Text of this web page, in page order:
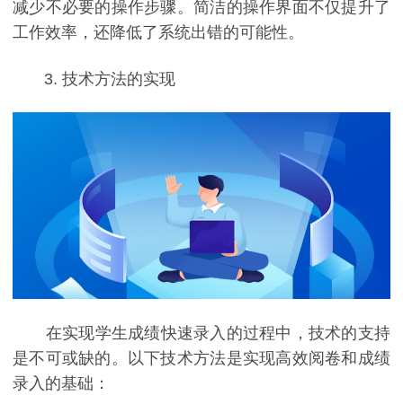
减少不必要的操作步骤。简洁的操作界面不仅提升了
工作效率，还降低了系统出错的可能性。
3. 技术方法的实现
在实现学生成绩快速录入的过程中，技术的支持
是不可或缺的。以下技术方法是实现高效阅卷和成绩
录入的基础：